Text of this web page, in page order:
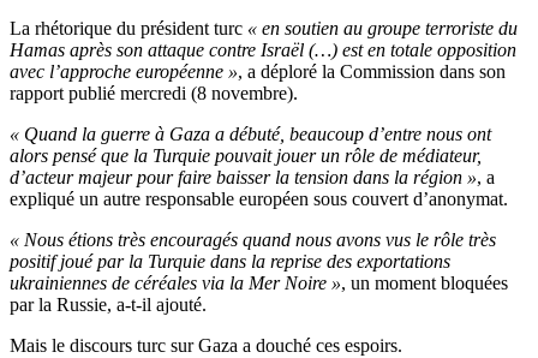
La rhétorique du président turc « en soutien au groupe terroriste du
Hamas après son attaque contre Israël (…) est en totale opposition
avec l’approche européenne », a déploré la Commission dans son
rapport publié mercredi (8 novembre).
« Quand la guerre à Gaza a débuté, beaucoup d’entre nous ont
alors pensé que la Turquie pouvait jouer un rôle de médiateur,
d’acteur majeur pour faire baisser la tension dans la région », a
expliqué un autre responsable européen sous couvert d’anonymat.
« Nous étions très encouragés quand nous avons vus le rôle très
positif joué par la Turquie dans la reprise des exportations
ukrainiennes de céréales via la Mer Noire », un moment bloquées
par la Russie, a-t-il ajouté.
Mais le discours turc sur Gaza a douché ces espoirs.